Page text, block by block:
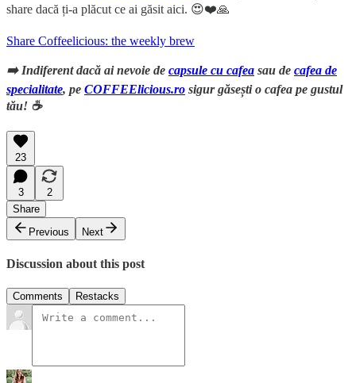
share dacă ți-a plăcut ce ai găsit aici. 😍❤️🙏
Share Coffeelicious: the weekly brew
➡️ Indiferent dacă ai nevoie de capsule cu cafea sau de cafea de
specialitate, pe COFFEElicious.ro sigur găsești o cafea pe gustul
tău! ☕
23
3
2
Share
Previous
Next
Discussion about this post
Comments Restacks